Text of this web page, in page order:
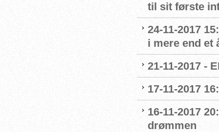
til sit første
24-11-2017
i mere end et
21-11-2017 -
17-11-2017
16-11-2017
drømmen